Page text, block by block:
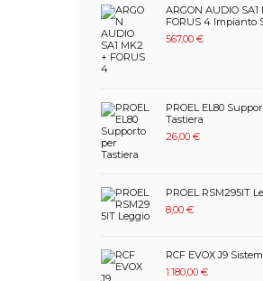
ARGON AUDIO SA1
FORUS 4 Impianto
567,00€
PROEL EL80
Tastiera
26,00€
PROEL RSM295IT
8,00€
RCF EVOX J9
1.180,00€